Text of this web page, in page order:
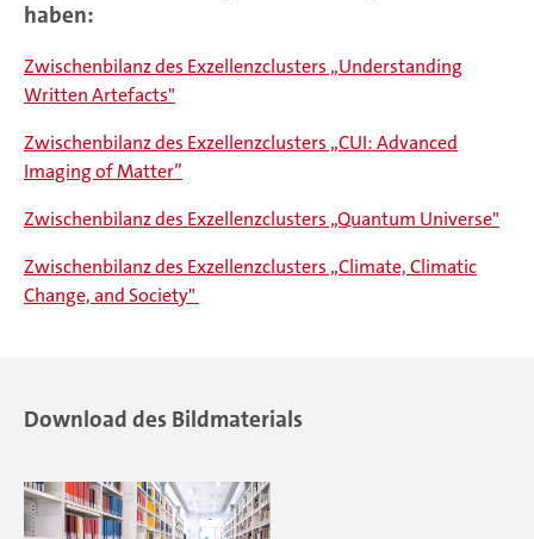
haben:
Zwischenbilanz des Exzellenzclusters „Understanding
Written Artefacts"
Zwischenbilanz des Exzellenzclusters „CUI: Advanced
Imaging of Matter”
Zwischenbilanz des Exzellenzclusters „Quantum Universe"
Zwischenbilanz des Exzellenzclusters „Climate, Climatic
Change, and Society"
Download des Bildmaterials